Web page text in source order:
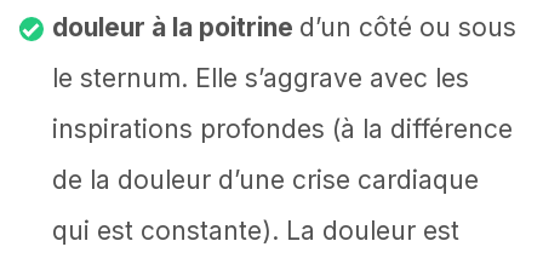
douleur à la poitrine d’un côté ou sous
le sternum. Elle s’aggrave avec les
inspirations profondes (à la différence
de la douleur d’une crise cardiaque
qui est constante). La douleur est